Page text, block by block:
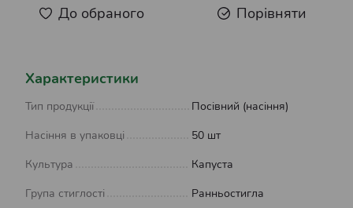
До обраного Порівняти
Характеристики
Тип продукції
Посівний (насіння)
Насіння в упаковці
50 шт
Культура
Капуста
Група стиглості
Ранньостигла